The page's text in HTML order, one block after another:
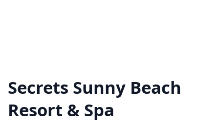
Secrets Sunny Beach
Resort & Spa